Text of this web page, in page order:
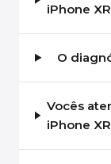
iPhone
O
Vocês
iPhone